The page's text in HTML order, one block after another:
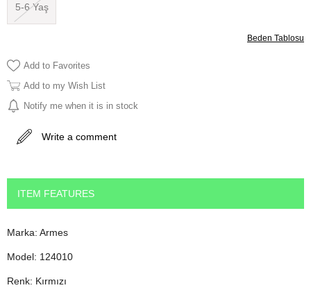
5-6 Yaş
Beden Tablosu
Add to Favorites
Add to my Wish List
Notify me when it is in stock
Write a comment
ITEM FEATURES
Marka: Armes
Model: 124010
Renk: Kırmızı